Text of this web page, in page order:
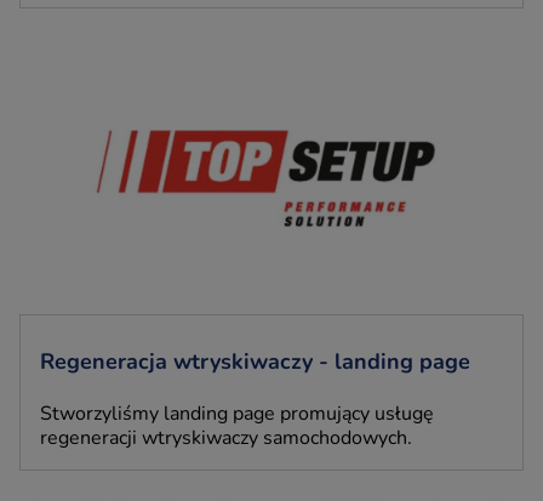
Regeneracja wtryskiwaczy - landing page
Stworzyliśmy landing page promujący usługę
regeneracji wtryskiwaczy samochodowych.